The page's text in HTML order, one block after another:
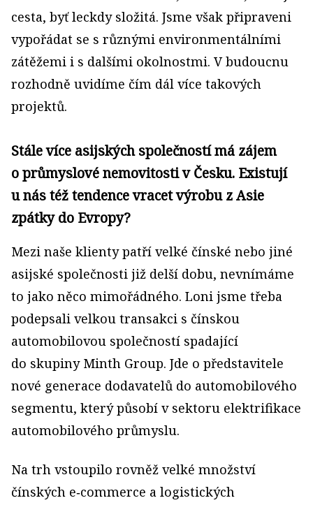
cesta, byť leckdy složitá. Jsme však připraveni
vypořádat se s různými environmentálními
zátěžemi i s dalšími okolnostmi. V budoucnu
rozhodně uvidíme čím dál více takových
projektů.
Stále více asijských společností má zájem
o průmyslové nemovitosti v Česku. Existují
u nás též tendence vracet výrobu z Asie
zpátky do Evropy?
Mezi naše klienty patří velké čínské nebo jiné
asijské společnosti již delší dobu, nevnímáme
to jako něco mimořádného. Loni jsme třeba
podepsali velkou transakci s čínskou
automobilovou společností spadající
do skupiny Minth Group. Jde o představitele
nové generace dodavatelů do automobilového
segmentu, který působí v sektoru elektrifikace
automobilového průmyslu.
Na trh vstoupilo rovněž velké množství
čínských e‑commerce a logistických